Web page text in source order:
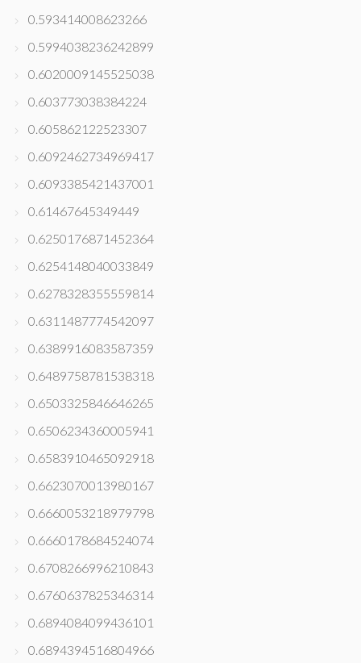
0.593414008623266
0.5994038236242899
0.6020009145525038
0.603773038384224
0.605862122523307
0.6092462734969417
0.6093385421437001
0.61467645349449
0.6250176871452364
0.6254148040033849
0.6278328355559814
0.6311487774542097
0.6389916083587359
0.6489758781538318
0.6503325846646265
0.6506234360005941
0.6583910465092918
0.6623070013980167
0.6660053218979798
0.6660178684524074
0.6708266996210843
0.6760637825346314
0.6894084099436101
0.6894394516804966